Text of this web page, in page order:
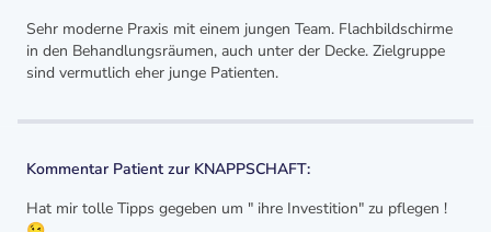
Sehr moderne Praxis mit einem jungen Team. Flachbildschirme
in den Behandlungsräumen, auch unter der Decke. Zielgruppe
sind vermutlich eher junge Patienten.
Kommentar Patient zur KNAPPSCHAFT:
Hat mir tolle Tipps gegeben um " ihre Investition" zu pflegen !